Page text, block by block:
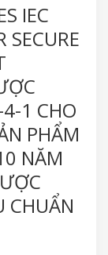
IEC
SECURE
1 CHO
PHẨM
NĂM
CHUẨN